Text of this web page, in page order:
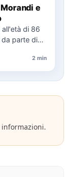
e
di 86
parte di
2 min